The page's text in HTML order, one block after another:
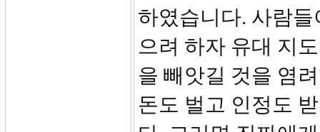
하였습니다. 사람
으려 하자 유대 지
을 빼앗길 것을 염
돈도 벌고 인정도